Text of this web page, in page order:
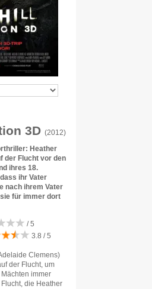
3D (2012)
Heather
der Flucht vor den
ihres 18.
ihr Vater
nach ihrem Vater
für immer dort
/ 5
3.8 / 5
Clemens)
der Flucht, um
immer
die Heather